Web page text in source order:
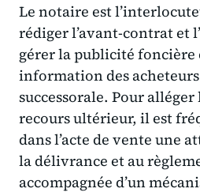
Le notaire est
rédiger l’avant-contrat et
gérer la publicité
information des
successorale. Pour alléger
recours ultérieur, il est
dans l’acte de vente une
la délivrance et au
accompagnée d’un